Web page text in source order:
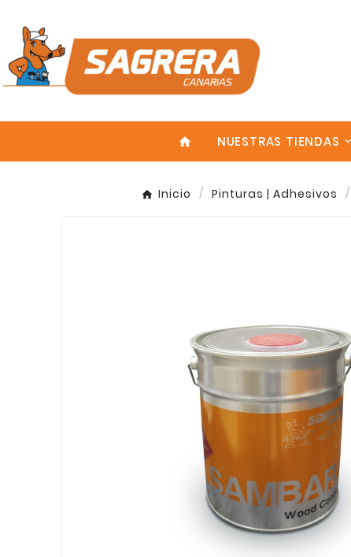
home NUESTRAS TIENDAS
Inicio Pinturas | Adhesivos